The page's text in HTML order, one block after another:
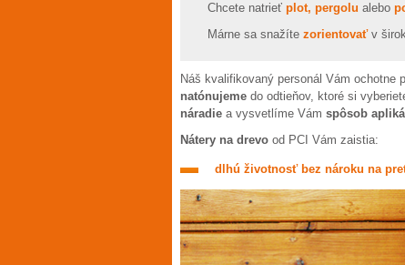
Chcete natrieť plot, pergolu alebo
Márne sa snažíte zorientovaťv
Náš kvalifikovaný personál Vám ochotne
natónujemedo odtieňov, ktoré si
náradiea vysvetlíme Vám spôsob
Nátery na drevood PCI Vám zaistia:
dlhú životnosť bez nároku na